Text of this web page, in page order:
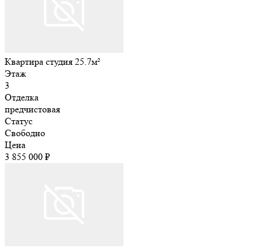
Квартира студия 25.7м²
Этаж
3
Отделка
предчистовая
Статус
Свободно
Цена
3 855 000 ₽